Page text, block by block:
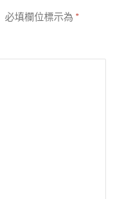
必填欄位標示為 *